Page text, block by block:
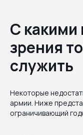
С какими
зрения
служить
Некоторые
армии. Ниже
ограничивающий